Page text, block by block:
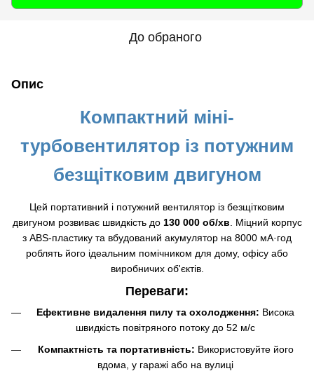
До обраного
Опис
Компактний міні-
турбовентилятор із потужним
безщітковим двигуном
Цей портативний і потужний вентилятор із безщітковим
двигуном розвиває швидкість до 130 000 об/хв . Міцний корпус
з ABS-пластику та вбудований акумулятор на 8000 мА·год
роблять його ідеальним помічником для дому, офісу або
виробничих об'єктів.
Переваги:
Ефективне видалення пилу та охолодження: Висока
швидкість повітряного потоку до 52 м/с
Компактність та портативність: Використовуйте його
вдома, у гаражі або на вулиці